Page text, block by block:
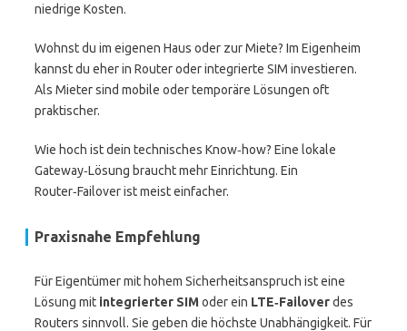
niedrige Kosten.
Wohnst du im eigenen Haus oder zur Miete? Im Eigenheim
kannst du eher in Router oder integrierte SIM investieren.
Als Mieter sind mobile oder temporäre Lösungen oft
praktischer.
Wie hoch ist dein technisches Know‑how? Eine lokale
Gateway‑Lösung braucht mehr Einrichtung. Ein
Router‑Failover ist meist einfacher.
Praxisnahe Empfehlung
Für Eigentümer mit hohem Sicherheitsanspruch ist eine
Lösung mit integrierter SIModer ein LTE‑Failoverdes
Routers sinnvoll. Sie geben die höchste Unabhängigkeit. Für